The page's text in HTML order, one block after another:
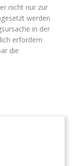
nicht nur zur
werden
in der
erfordern
die